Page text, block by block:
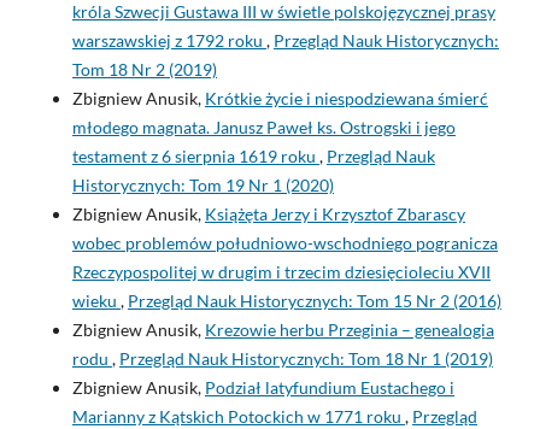
króla Szwecji Gustawa III w świetle polskojęzycznej prasy
warszawskiej z 1792 roku , Przegląd Nauk Historycznych:
Tom 18 Nr 2 (2019)
Zbigniew Anusik, Krótkie życie i niespodziewana śmierć
młodego magnata. Janusz Paweł ks. Ostrogski i jego
testament z 6 sierpnia 1619 roku , Przegląd Nauk
Historycznych: Tom 19 Nr 1 (2020)
Zbigniew Anusik, Książęta Jerzy i Krzysztof Zbarascy
wobec problemów południowo-wschodniego pogranicza
Rzeczypospolitej w drugim i trzecim dziesięcioleciu XVII
wieku , Przegląd Nauk Historycznych: Tom 15 Nr 2 (2016)
Zbigniew Anusik, Krezowie herbu Przeginia – genealogia
rodu , Przegląd Nauk Historycznych: Tom 18 Nr 1 (2019)
Zbigniew Anusik, Podział latyfundium Eustachego i
Marianny z Kątskich Potockich w 1771 roku , Przegląd